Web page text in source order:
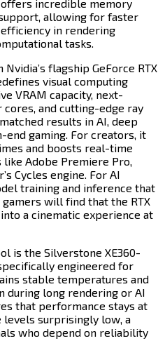
incredible memory
allowing for faster
in rendering
flagship GeForce RTX
visual computing
VRAM capacity, next-
cores, and cutting-edge ray
results in AI, deep
end gaming. For creators, it
and boosts real-time
Adobe Premiere Pro,
Cycles engine. For AI
training and inference that
gamers will find that the RTX
a cinematic experience at
is the Silverstone XE360-
engineered for
stable temperatures and
during long rendering or AI
that performance stays at
levels surprisingly low, a
who depend on reliability